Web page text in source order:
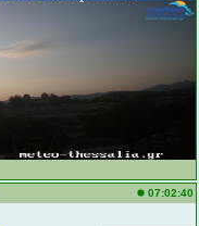
07:02:40